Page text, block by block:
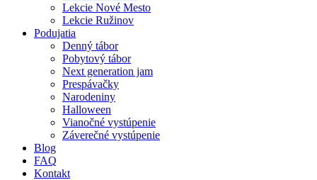
Lekcie Nové Mesto
Lekcie Ružinov
Podujatia
Denný tábor
Pobytový tábor
Next generation jam
Prespávačky
Narodeniny
Halloween
Vianočné vystúpenie
Záverečné vystúpenie
Blog
FAQ
Kontakt